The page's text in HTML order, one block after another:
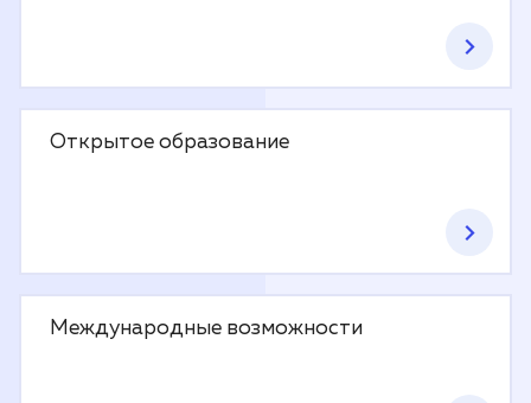
Открытое образование
Международные возможности